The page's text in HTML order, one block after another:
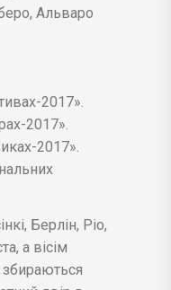
Альваро
2017».
2017».
2017».
Берлін, Ріо,
а вісім
збираються